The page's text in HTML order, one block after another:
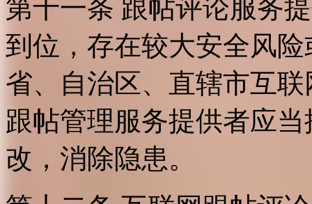
第十一条 跟帖评论服务
到位，存在较大安全风
省、自治区、直辖市互
跟帖管理服务提供者应
改，消除隐患。